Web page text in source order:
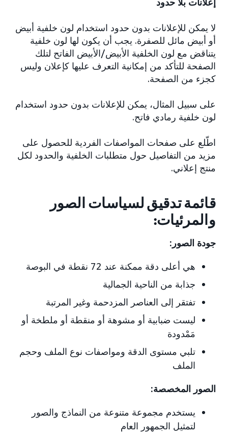
لا يمكن للإعلانات بدون حدود استخدام لون خلفية أبيض
أو أبيض مائل للصفرة. يجب أن يكون لها لون خلفية
يتناقض مع لون الخلفية الأبيض/الأبيض الفاتح لتلك
الصفحة للتأكد من إمكانية التعرف عليها كإعلان وليس
كجزء من الصفحة.
على سبيل المثال، يمكن للإعلانات بدون حدود استخدام
لون خلفية رمادي فاتح.
اطّلع على صفحات المواصفات الفردية للحصول على
مزيد من التفاصيل حول متطلبات الخلفية والحدود لكل
منتج إعلاني.
قائمة تدقيق لسياسات الصور
والمرئيات:
جودة الصور:
هي أعلى دقة ممكنة عند 72 نقطة في البوصة
جذابة من الناحية الجمالية
تفتقر إلى العناصر المزدحمة وغير المرتبة
ليست ضبابية أو مشوهة أو منقطة أو ملطخة أو
مَمْدودة
تلبي مستوى الدقة ومواصفات نوع الملف وحجم
الملف
الصور المخصصة:
يستخدم مجموعة متنوعة من النماذج والصور
لتمثيل الجمهور العام